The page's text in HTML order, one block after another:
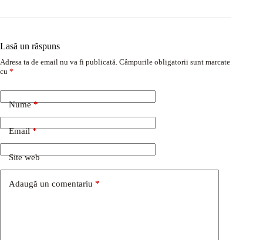
Lasă un răspuns
Adresa ta de email nu va fi publicată. Câmpurile obligatorii sunt marcate
cu *
Nume*
Email*
Site web
Adaugă un comentariu *